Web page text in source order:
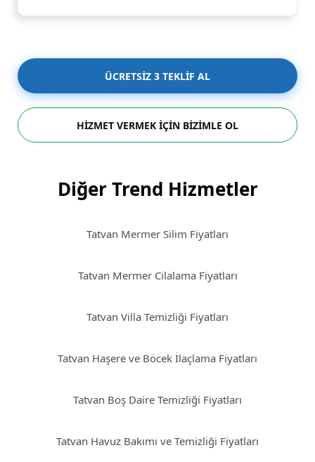
ÜCRETSİZ 3 TEKLİF AL
HİZMET VERMEK İÇİN BİZİMLE OL
Diğer Trend Hizmetler
Tatvan Mermer Silim Fiyatları
Tatvan Mermer Cilalama Fiyatları
Tatvan Villa Temizliği Fiyatları
Tatvan Haşere ve Böcek İlaçlama Fiyatları
Tatvan Boş Daire Temizliği Fiyatları
Tatvan Havuz Bakımı ve Temizliği Fiyatları